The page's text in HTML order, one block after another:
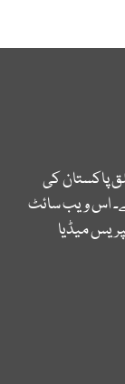
پاکستان کی
اس ویب سائٹ
میڈیا